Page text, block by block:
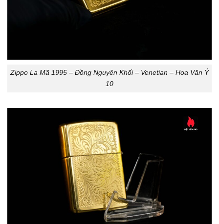
Zippo La Mã 1995 – Đồng Nguyên Khối – Venetian – Hoa Văn Ý
10